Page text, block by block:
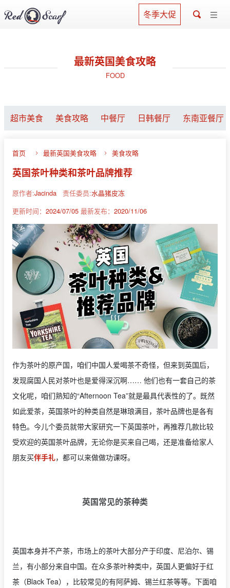
冬季大促
最新英国美食攻略
FOOD
超市美食 美食攻略 中餐厅 日韩餐厅 东南亚餐厅
首页 最新英国美食攻略 美食攻略
英国茶叶种类和茶叶品牌推荐
原作者:Jacinda 责任委员:水晶猪皮冻
更新时间： 2024/07/05 最新发布： 2020/11/06
作为茶叶的原产国，咱们中国人爱喝茶不奇怪，但来到英国后，
发现腐国人民对茶叶也是爱得深沉啊…… 他们也有一套自己的茶
文化呢，咱们熟知的“Afternoon Tea”就是最具代表性的了。既然
如此爱茶，英国茶叶的种类自然是琳琅满目，茶叶品牌也是各有
特色。今儿个委员就带大家研究一下英国茶叶，再推荐几款比较
受欢迎的英国茶叶品牌，无论你是买来自己喝，还是准备给家人
朋友买伴手礼，都可以来做做功课呀。
英国常见的茶种类
英国本身并不产茶，市场上的茶叶大部分产于印度、尼泊尔、锡
兰，有小部分来自中国。在众多茶叶种类中，英国人更偏好于红
茶（Black Tea），比较常见的有阿萨姆、锡兰红茶等等。下面咱